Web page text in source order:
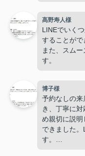
髙野寿人様
LINEでいく
することがで
また、スム
す。
博子様
予約なしの
き、丁寧に
め親切に説
できました
す。